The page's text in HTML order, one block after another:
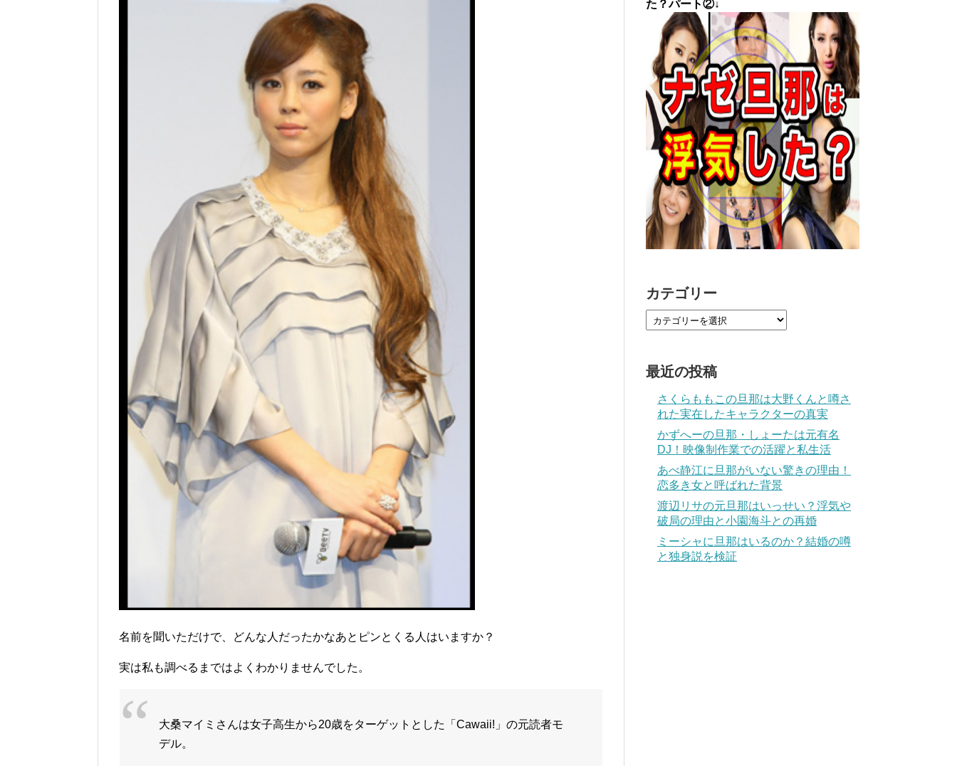
名前を聞いただけで、どんな人だったかなあとピンとくる人はいますか？
実は私も調べるまではよくわかりませんでした。
大桑マイミさんは女子高生から20歳をターゲットとした「Cawaii!」の元読者モ
デル。
た？パート②↓
カテゴリー
最近の投稿
さくらももこの旦那は大野くんと噂さ
れた実在したキャラクターの真実
かずへーの旦那・しょーたは元有名
DJ！映像制作業での活躍と私生活
あべ静江に旦那がいない驚きの理由！
恋多き女と呼ばれた背景
渡辺リサの元旦那はいっせい？浮気や
破局の理由と小園海斗との再婚
ミーシャに旦那はいるのか？結婚の噂
と独身説を検証